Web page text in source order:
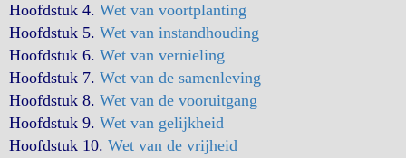
Hoofdstuk 4. Wet van voortplanting
Hoofdstuk 5. Wet van instandhouding
Hoofdstuk 6. Wet van vernieling
Hoofdstuk 7. Wet van de samenleving
Hoofdstuk 8. Wet van de vooruitgang
Hoofdstuk 9. Wet van gelijkheid
Hoofdstuk 10. Wet van de vrijheid